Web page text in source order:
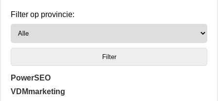
Filter op provincie:
PowerSEO
VDMmarketing